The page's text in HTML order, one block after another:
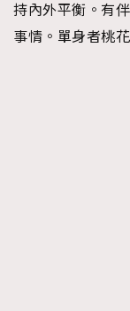
持內外平衡。有
事情。單身者桃